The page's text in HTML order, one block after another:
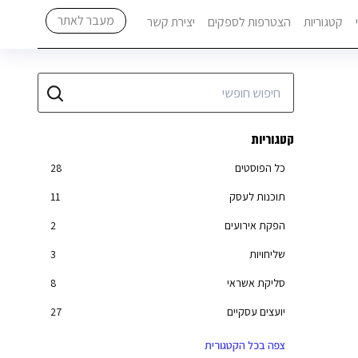
קטגוריות הצטרפות לספקים יצירת קשר מעבר לאתר
קטגוריות
כל הפוסטים
28
תוכנות לעסק
11
הפקת אירועים
2
שליחויות
3
סליקת אשראי
8
יועצים עסקיים
27
חשבון עסקי
צפה בכל הקטגורית